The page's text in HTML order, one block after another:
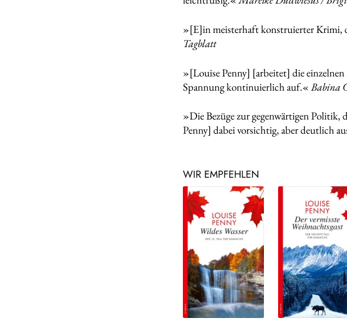
»[E]in meisterhaft konstruierter Krimi,
Tagblatt
»[Louise Penny] [arbeitet] die
Spannung kontinuierlich auf.«Babina
»Die Bezüge zur gegenwärtigen
Penny] dabei vorsichtig, aber deutlich
WIR EMPFEHLEN